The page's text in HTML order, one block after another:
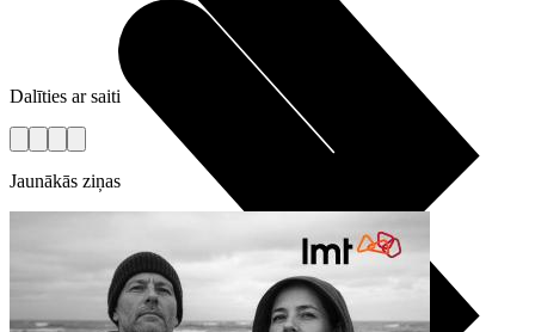
Dalīties ar saiti
Jaunākās ziņas